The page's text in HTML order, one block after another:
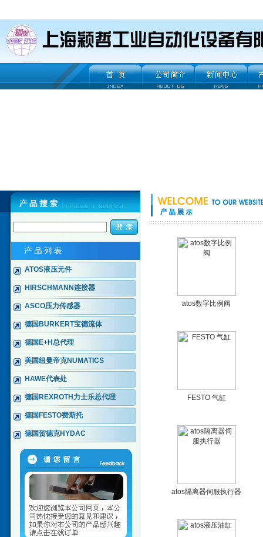
ATOS液压元件
HIRSCHMANN连接器
ASCO压力传感器
德国BURKERT宝德流体
德国E+H总代理
美国纽曼帝克NUMATICS
HAWE代表处
德国REXROTH力士乐总代理
德国FESTO费斯托
德国贺德克HYDAC
atos数字比例阀
FESTO 气缸
atos隔离器伺服执行器